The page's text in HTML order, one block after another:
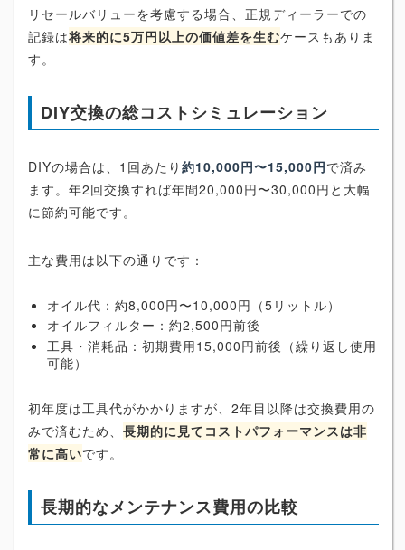
リセールバリューを考慮する場合、正規ディーラーでの
記録は将来的に5万円以上の価値差を生むケースもありま
す。
DIY交換の総コストシミュレーション
DIYの場合は、1回あたり 約10,000円〜15,000円で済み
ます。年2回交換すれば年間20,000円〜30,000円と大幅
に節約可能です。
主な費用は以下の通りです：
オイル代：約8,000円〜10,000円（5リットル）
オイルフィルター：約2,500円前後
工具・消耗品：初期費用15,000円前後（繰り返し使用
可能）
初年度は工具代がかかりますが、2年目以降は交換費用の
みで済むため、 長期的に見てコストパフォーマンスは非
常に高いです。
長期的なメンテナンス費用の比較